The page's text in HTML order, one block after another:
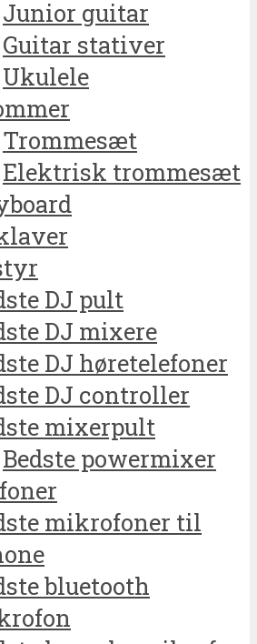
Junior guitar
Guitar stativer
Ukulele
Trommesæt
Elektrisk trommesæt
DJ pult
DJ mixere
DJ høretelefoner
DJ controller
mixerpult
Bedste powermixer
mikrofoner til
bluetooth